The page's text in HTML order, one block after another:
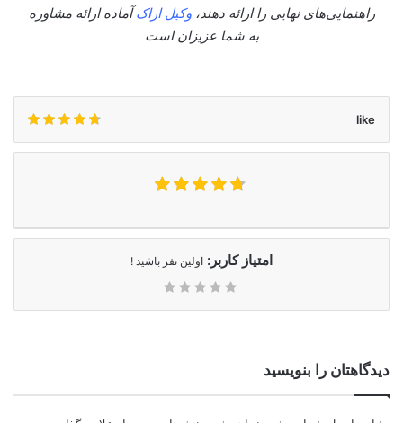
راهنمایی‌های نهایی را ارائه دهند،وکیل اراکآماده ارائه مشاوره
به شما عزیزان است
like
امتیاز کاربر: اولین نفر باشید !
دیدگاهتان را بنویسید